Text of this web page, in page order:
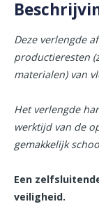
Deze verlengde
productieresten
materialen) van
Het verlengde
werktijd van de
gemakkelijk
Een
veiligheid.